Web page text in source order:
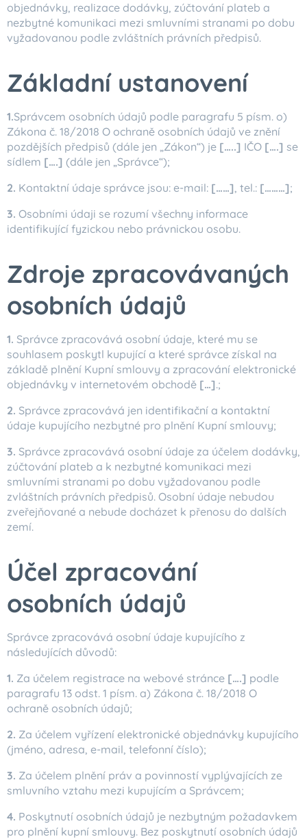
objednávky, realizace dodávky, zúčtování plateb a
nezbytné komunikaci mezi smluvními stranami po dobu
vyžadovanou podle zvláštních právních předpisů.
Základní ustanovení
1.Správcem osobních údajů podle paragrafu 5 písm. o)
Zákona č. 18/2018 O ochraně osobních údajů ve znění
pozdějších předpisů (dále jen „Zákon“) je […..] IČO [….] se
sídlem [….] (dále jen „Správce“);
2. Kontaktní údaje správce jsou: e-mail: [……], tel.: [………];
3. Osobními údaji se rozumí všechny informace
identifikující fyzickou nebo právnickou osobu.
Zdroje zpracovávaných
osobních údajů
1. Správce zpracovává osobní údaje, které mu se
souhlasem poskytl kupující a které správce získal na
základě plnění Kupní smlouvy a zpracování elektronické
objednávky v internetovém obchodě […].;
2. Správce zpracovává jen identifikační a kontaktní
údaje kupujícího nezbytné pro plnění Kupní smlouvy;
3. Správce zpracovává osobní údaje za účelem dodávky,
zúčtování plateb a k nezbytné komunikaci mezi
smluvními stranami po dobu vyžadovanou podle
zvláštních právních předpisů. Osobní údaje nebudou
zveřejňované a nebude docházet k přenosu do dalších
zemí.
Účel zpracování
osobních údajů
Správce zpracovává osobní údaje kupujícího z
následujících důvodů:
1. Za účelem registrace na webové stránce [….] podle
paragrafu 13 odst. 1 písm. a) Zákona č. 18/2018 O
ochraně osobních údajů;
2. Za účelem vyřízení elektronické objednávky kupujícího
(jméno, adresa, e-mail, telefonní číslo);
3. Za účelem plnění práv a povinností vyplývajících ze
smluvního vztahu mezi kupujícím a Správcem;
4. Poskytnutí osobních údajů je nezbytným požadavkem
pro plnění kupní smlouvy. Bez poskytnutí osobních údajů